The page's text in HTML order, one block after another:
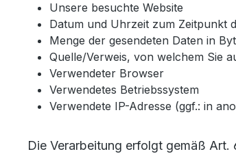
Unsere besuchte Website
Datum und Uhrzeit zum Zeitpunkt
Menge der gesendeten Daten in
Quelle/Verweis, von welchem Sie
Verwendeter Browser
Verwendetes Betriebssystem
Verwendete IP-Adresse (ggf.: in
Die Verarbeitung erfolgt gemäß Art.